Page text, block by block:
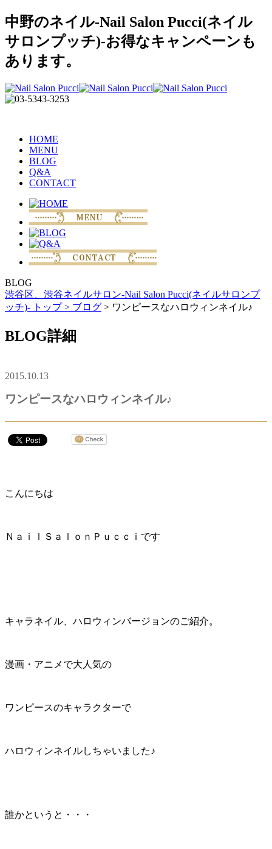
中野のネイル-Nail Salon Pucci(ネイル
サロンプッチ)-お得なキャンペーンも
あります。
HOME
MENU
BLOG
Q&A
CONTACT
BLOG
渋谷区、渋谷ネイルサロン-Nail Salon Pucci(ネイルサロンプ
ッチ)- トップ > ブログ > ワンピースなハロウィンネイル♪
BLOG詳細
2015.10.13
ワンピースなハロウィンネイル♪
こんにちは
ＮａｉｌＳａｌｏｎＰｕｃｃｉです
キャラネイル、ハロウィンバージョンのご紹介。
漫画・アニメで大人気の
ワンピースのキャラクターで
ハロウィンネイルしちゃいました♪
誰かというと・・・